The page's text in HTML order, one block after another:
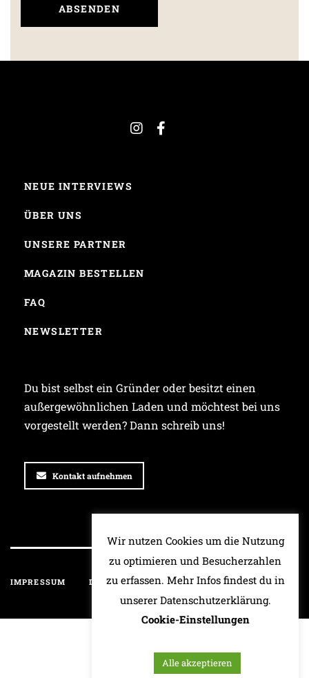
NEUE INTERVIEWS
ÜBER UNS
UNSERE PARTNER
MAGAZIN BESTELLEN
FAQ
NEWSLETTER
Du bist selbst ein Gründer oder besitzt einen
außergewöhnlichen Laden und möchtest bei uns
vorgestellt werden? Dann schreib uns!
Kontakt aufnehmen
IMPRESSUM DATENSCHUTZ HAFTUNGSAUSSCHLUSS
Wir nutzen Cookies um die Nutzung
zu optimieren und Besucherzahlen
zu erfassen. Mehr Infos findest du in
unserer Datenschutzerklärung.
Cookie-Einstellungen
Alle akzeptieren